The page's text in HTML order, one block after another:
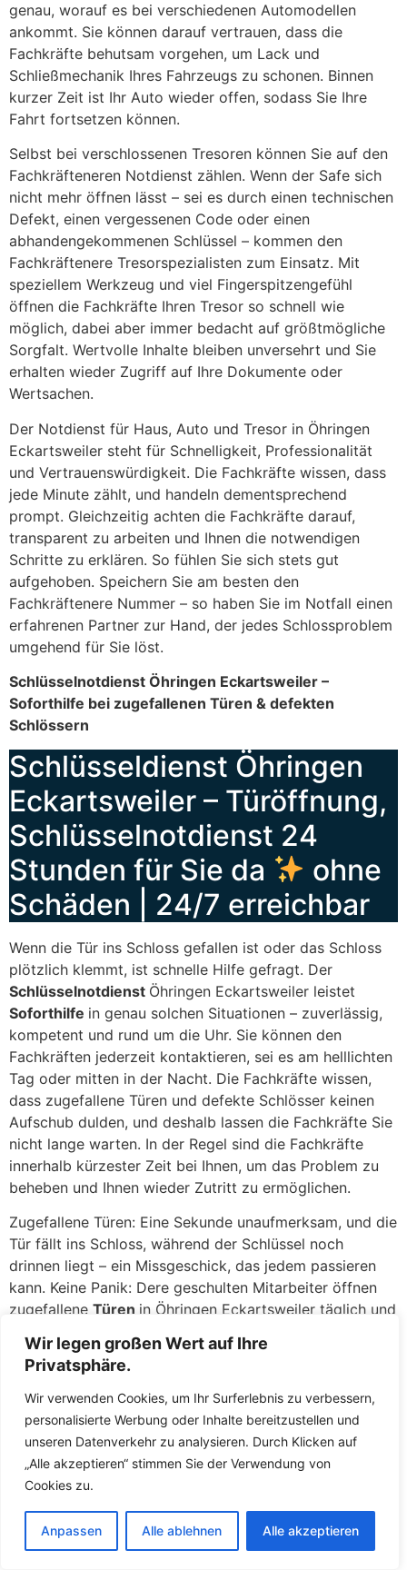
Wir legen großen Wert auf Ihre
Privatsphäre.
Wir verwenden Cookies, um Ihr Surferlebnis zu verbessern,
personalisierte Werbung oder Inhalte bereitzustellen und
unseren Datenverkehr zu analysieren. Durch Klicken auf
„Alle akzeptieren“ stimmen Sie der Verwendung von
Cookies zu.
Anpassen Alle ablehnen Alle akzeptieren
genau, worauf es bei verschiedenen Automodellen
ankommt. Sie können darauf vertrauen, dass die
Fachkräfte behutsam vorgehen, um Lack und
Schließmechanik Ihres Fahrzeugs zu schonen. Binnen
kurzer Zeit ist Ihr Auto wieder offen, sodass Sie Ihre
Fahrt fortsetzen können.
Selbst bei verschlossenen Tresoren können Sie auf den
Fachkräfteneren Notdienst zählen. Wenn der Safe sich
nicht mehr öffnen lässt – sei es durch einen technischen
Defekt, einen vergessenen Code oder einen
abhandengekommenen Schlüssel – kommen den
Fachkräftenere Tresorspezialisten zum Einsatz. Mit
speziellem Werkzeug und viel Fingerspitzengefühl
öffnen die Fachkräfte Ihren Tresor so schnell wie
möglich, dabei aber immer bedacht auf größtmögliche
Sorgfalt. Wertvolle Inhalte bleiben unversehrt und Sie
erhalten wieder Zugriff auf Ihre Dokumente oder
Wertsachen.
Der Notdienst für Haus, Auto und Tresor in Öhringen
Eckartsweiler steht für Schnelligkeit, Professionalität
und Vertrauenswürdigkeit. Die Fachkräfte wissen, dass
jede Minute zählt, und handeln dementsprechend
prompt. Gleichzeitig achten die Fachkräfte darauf,
transparent zu arbeiten und Ihnen die notwendigen
Schritte zu erklären. So fühlen Sie sich stets gut
aufgehoben. Speichern Sie am besten den
Fachkräftenere Nummer – so haben Sie im Notfall einen
erfahrenen Partner zur Hand, der jedes Schlossproblem
umgehend für Sie löst.
Schlüsselnotdienst Öhringen Eckartsweiler –
Soforthilfe bei zugefallenen Türen & defekten
Schlössern
Schlüsseldienst Öhringen
Eckartsweiler – Türöffnung,
Schlüsselnotdienst 24
Stunden für Sie da
ohne
Schäden | 24/7 erreichbar
Wenn die Tür ins Schloss gefallen ist oder das Schloss
plötzlich klemmt, ist schnelle Hilfe gefragt. Der
Schlüsselnotdienst Öhringen Eckartsweiler leistet
Soforthilfe in genau solchen Situationen – zuverlässig,
kompetent und rund um die Uhr. Sie können den
Fachkräften jederzeit kontaktieren, sei es am helllichten
Tag oder mitten in der Nacht. Die Fachkräfte wissen,
dass zugefallene Türen und defekte Schlösser keinen
Aufschub dulden, und deshalb lassen die Fachkräfte Sie
nicht lange warten. In der Regel sind die Fachkräfte
innerhalb kürzester Zeit bei Ihnen, um das Problem zu
beheben und Ihnen wieder Zutritt zu ermöglichen.
Zugefallene Türen: Eine Sekunde unaufmerksam, und die
Tür fällt ins Schloss, während der Schlüssel noch
drinnen liegt – ein Missgeschick, das jedem passieren
kann. Keine Panik: Dere geschulten Mitarbeiter öffnen
zugefallene Türen in Öhringen Eckartsweiler täglich und
den Fachkräften, die Tür ohne jegliche Beschädigung am
Schloss oder an der Tür zu öffnen. Mit
Spezialwerkzeugen wie Türfallenkarten oder
Drahtschlingen greifen die Fachkräfte die Türfalle und
öffnen in wenigen Augenblicken. Sie werden erleichtert
sein, wie schnell und unkompliziert Sie wieder in Ihre
Wohnung gelangen, als wäre nichts gewesen.
Defekte Schlösser: Ein klemmendes oder gebrochenes
Schloss kann ebenso ärgerlich sein. Wenn der Schlüssel